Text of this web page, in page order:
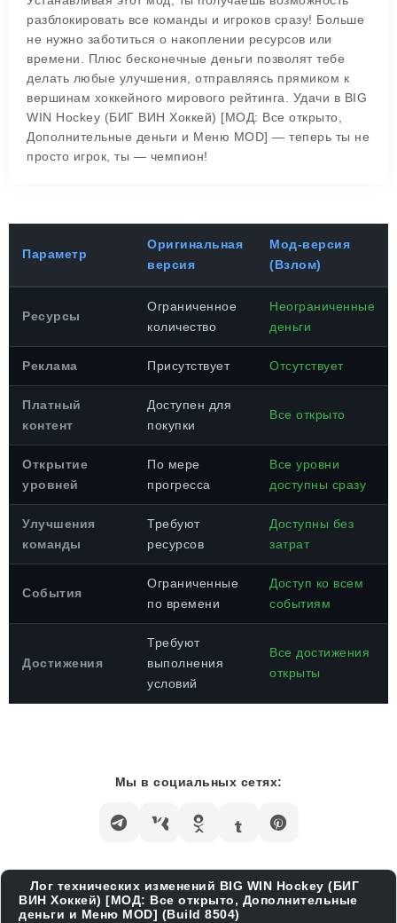
разблокировать все команды и игроков сразу! Больше
не нужно заботиться о накоплении ресурсов или
времени. Плюс бесконечные деньги позволят тебе
делать любые улучшения, отправляясь прямиком к
вершинам хоккейного мирового рейтинга. Удачи в BIG
WIN Hockey (БИГ ВИН Хоккей) [МОД: Все открыто,
Дополнительные деньги и Меню MOD] — теперь ты не
просто игрок, ты — чемпион!
Параметр
Оригинальная
версия
Мод-версия
(Взлом)
Ресурсы
Ограниченное
количество
Неограниченные
деньги
Реклама Присутствует Отсутствует
Платный
контент
Доступен для
покупки
Все открыто
Открытие
уровней
По мере
прогресса
Все уровни
доступны сразу
Улучшения
команды
Требуют
ресурсов
Доступны без
затрат
События
Ограниченные
по времени
Доступ ко всем
событиям
Достижения
Требуют
выполнения
условий
Все достижения
открыты
Мы в социальных сетях:
Лог технических изменений BIG WIN Hockey (БИГ
ВИН Хоккей) [МОД: Все открыто, Дополнительные
деньги и Меню MOD] (Build 8504)